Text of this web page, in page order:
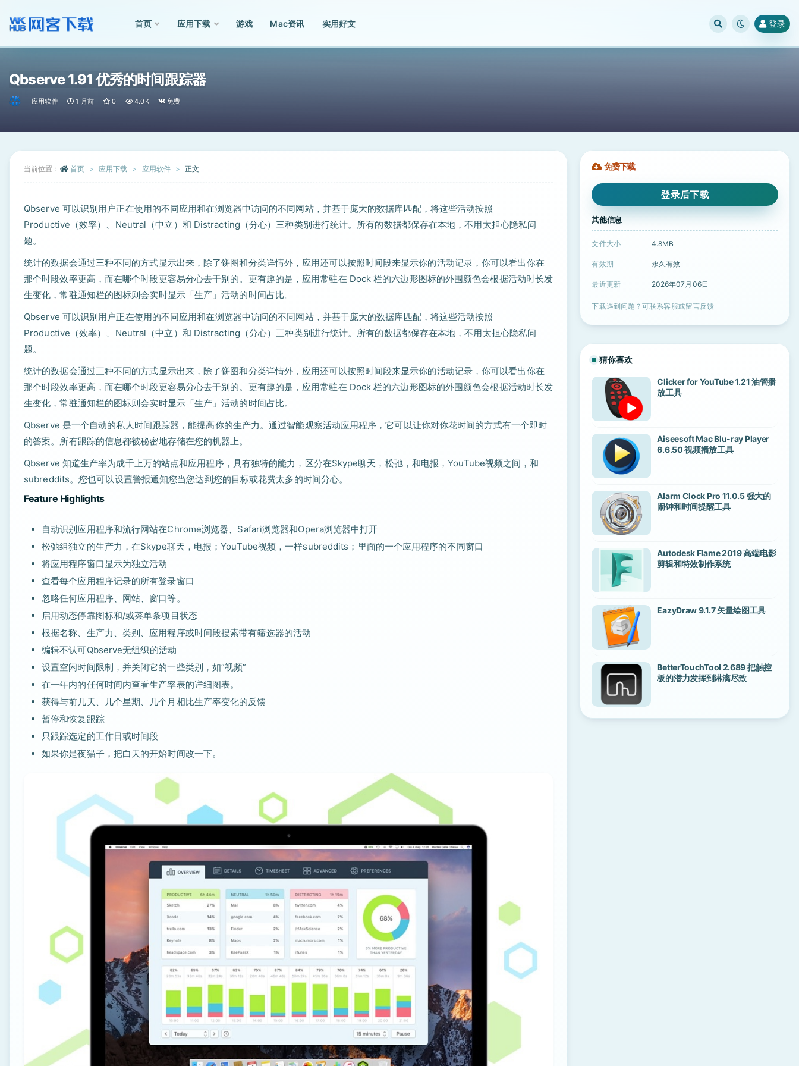
首页 应用下载 游戏 Mac资讯 实用好文 登录
Qbserve 1.91 优秀的时间跟踪器
应用软件 1 月前 0 4.0K 免费
当前位置： 首页 应用下载 应用软件 正文
Qbserve 可以识别用户正在使用的不同应用和在浏览器中访问的不同网站，并基于庞大的数据库匹配，将这些活动按照
Productive（效率）、Neutral（中立）和 Distracting（分心）三种类别进行统计。所有的数据都保存在本地，不用太担心隐私问
题。
统计的数据会通过三种不同的方式显示出来，除了饼图和分类详情外，应用还可以按照时间段来显示你的活动记录，你可以看出你在
那个时段效率更高，而在哪个时段更容易分心去干别的。更有趣的是，应用常驻在 Dock 栏的六边形图标的外围颜色会根据活动时长发
生变化，常驻通知栏的图标则会实时显示「生产」活动的时间占比。
Qbserve 可以识别用户正在使用的不同应用和在浏览器中访问的不同网站，并基于庞大的数据库匹配，将这些活动按照
Productive（效率）、Neutral（中立）和 Distracting（分心）三种类别进行统计。所有的数据都保存在本地，不用太担心隐私问
题。
统计的数据会通过三种不同的方式显示出来，除了饼图和分类详情外，应用还可以按照时间段来显示你的活动记录，你可以看出你在
那个时段效率更高，而在哪个时段更容易分心去干别的。更有趣的是，应用常驻在 Dock 栏的六边形图标的外围颜色会根据活动时长发
生变化，常驻通知栏的图标则会实时显示「生产」活动的时间占比。
Qbserve 是一个自动的私人时间跟踪器，能提高你的生产力。通过智能观察活动应用程序，它可以让你对你花时间的方式有一个即时
的答案。所有跟踪的信息都被秘密地存储在您的机器上。
Qbserve 知道生产率为成千上万的站点和应用程序，具有独特的能力，区分在Skype聊天，松弛，和电报，YouTube视频之间，和
subreddits。您也可以设置警报通知您当您达到您的目标或花费太多的时间分心。
Feature Highlights
自动识别应用程序和流行网站在Chrome浏览器、Safari浏览器和Opera浏览器中打开
松弛组独立的生产力，在Skype聊天，电报；YouTube视频，一样subreddits；里面的一个应用程序的不同窗口
将应用程序窗口显示为独立活动
查看每个应用程序记录的所有登录窗口
忽略任何应用程序、网站、窗口等。
启用动态停靠图标和/或菜单条项目状态
根据名称、生产力、类别、应用程序或时间段搜索带有筛选器的活动
编辑不认可Qbserve无组织的活动
设置空闲时间限制，并关闭它的一些类别，如“视频”
在一年内的任何时间内查看生产率表的详细图表。
获得与前几天、几个星期、几个月相比生产率变化的反馈
暂停和恢复跟踪
只跟踪选定的工作日或时间段
如果你是夜猫子，把白天的开始时间改一下。
免费下载
登录后下载
其他信息
文件大小 4.8MB
有效期 永久有效
最近更新 2026年07月06日
下载遇到问题？可联系客服或留言反馈
猜你喜欢
Clicker for YouTube 1.21 油管播
放工具
Aiseesoft Mac Blu-ray Player
6.6.50 视频播放工具
Alarm Clock Pro 11.0.5 强大的
闹钟和时间提醒工具
Autodesk Flame 2019 高端电影
剪辑和特效制作系统
EazyDraw 9.1.7 矢量绘图工具
BetterTouchTool 2.689 把触控
板的潜力发挥到淋漓尽致